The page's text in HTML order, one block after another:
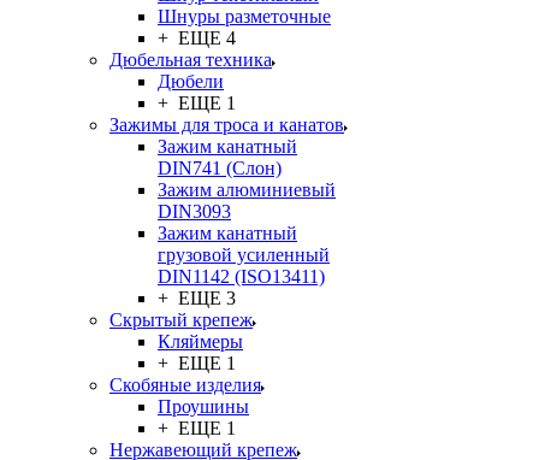
Шнуры разметочные
+ ЕЩЕ 4
Дюбельная техника
Дюбели
+ ЕЩЕ 1
Зажимы для троса и канатов
Зажим канатный
DIN741 (Cлон)
Зажим алюминиевый
DIN3093
Зажим канатный
грузовой усиленный
DIN1142 (ISO13411)
+ ЕЩЕ 3
Скрытый крепеж
Кляймеры
+ ЕЩЕ 1
Скобяные изделия
Проушины
+ ЕЩЕ 1
Нержавеющий крепеж